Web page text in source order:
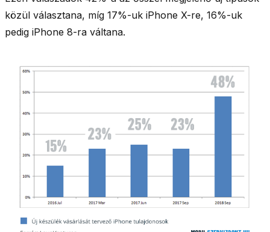
közül választana, míg 17%-uk iPhone X-re, 16%-uk
pedig iPhone 8-ra váltana.